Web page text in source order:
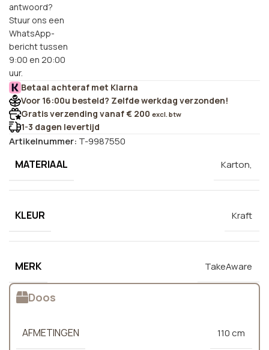
antwoord?
Stuur ons een
WhatsApp-
bericht tussen
9:00 en 20:00
uur.
Betaal achteraf met Klarna
Voor 16:00u besteld? Zelfde werkdag verzonden!
Gratis verzending vanaf € 200 excl. btw
1-3 dagen levertijd
Artikelnummer: T-9987550
MATERIAAL Karton,
KLEUR Kraft
MERK TakeAware
Doos
AFMETINGEN 110 cm